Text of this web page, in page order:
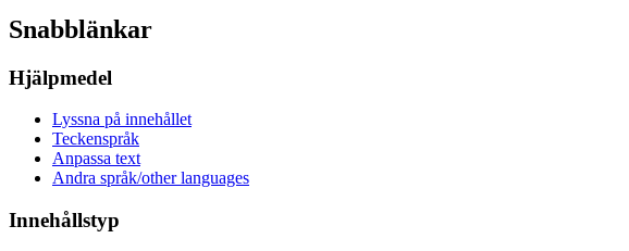
Snabblänkar
Hjälpmedel
Lyssna på innehållet
Teckenspråk
Anpassa text
Andra språk/other languages
Innehållstyp